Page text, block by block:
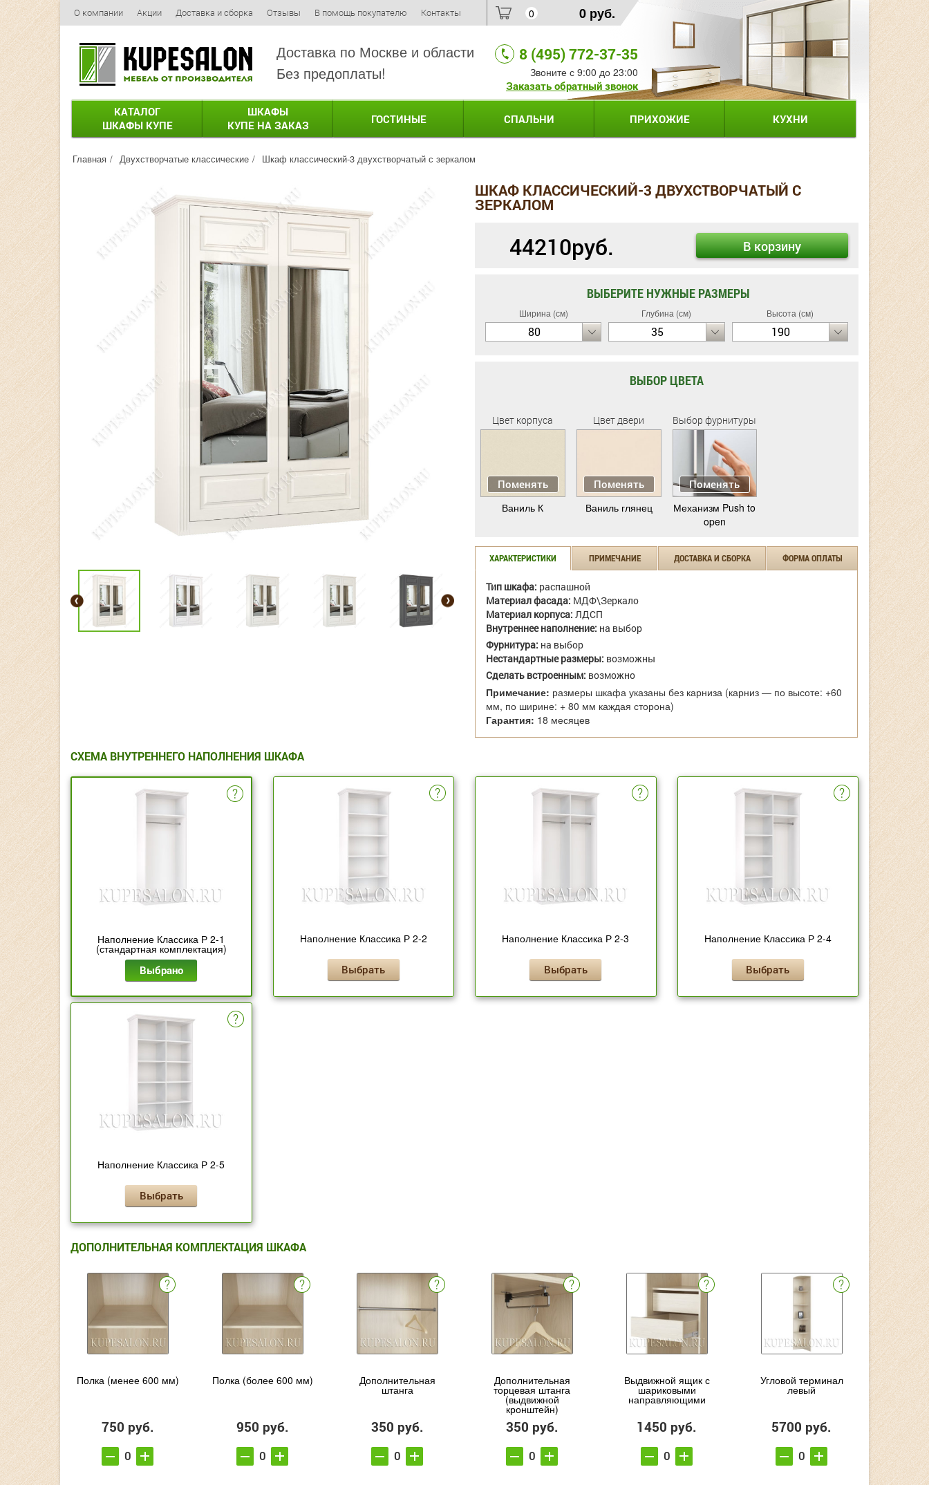
О компании Акции Доставка и сборка Отзывы В помощь покупателю Контакты 0 0 руб.
Доставка по Москве и области
Без предоплаты!
8 (495) 772-37-35
Звоните с 9:00 до 23:00
Заказать обратный звонок
КАТАЛОГ
ШКАФЫ КУПЕ
ШКАФЫ
КУПЕ НА ЗАКАЗ
ГОСТИНЫЕ СПАЛЬНИ ПРИХОЖИЕ КУХНИ
Главная Двухстворчатые классические Шкаф классический-3 двухстворчатый с зеркалом
ШКАФ КЛАССИЧЕСКИЙ-3 ДВУХСТВОРЧАТЫЙ С
ЗЕРКАЛОМ
44210руб. В корзину
ВЫБЕРИТЕ НУЖНЫЕ РАЗМЕРЫ
Ширина (см)
80
Глубина (см)
35
Высота (см)
190
ВЫБОР ЦВЕТА
Цвет корпуса
Поменять
Ваниль К
Цвет двери
Поменять
Ваниль глянец
Выбор фурнитуры
Поменять
Механизм Push to
open
ХАРАКТЕРИСТИКИ ПРИМЕЧАНИЕ ДОСТАВКА И СБОРКА ФОРМА ОПЛАТЫ
Тип шкафа: распашной
Материал фасада: МДФ\Зеркало
Материал корпуса: ЛДСП
Внутреннее наполнение: на выбор
Фурнитура: на выбор
Нестандартные размеры: возможны
Сделать встроенным: возможно
Примечание: размеры шкафа указаны без карниза (карниз — по высоте: +60
мм, по ширине: + 80 мм каждая сторона)
Гарантия: 18 месяцев
СХЕМА ВНУТРЕННЕГО НАПОЛНЕНИЯ ШКАФА
Наполнение Классика Р 2-1
(стандартная комплектация)
Выбрано
Наполнение Классика Р 2-2
Выбрать
Наполнение Классика Р 2-3
Выбрать
Наполнение Классика Р 2-4
Выбрать
Наполнение Классика Р 2-5
Выбрать
ДОПОЛНИТЕЛЬНАЯ КОМПЛЕКТАЦИЯ ШКАФА
Полка (менее 600 мм)
750 руб.
Полка (более 600 мм)
950 руб.
Дополнительная
штанга
350 руб.
Дополнительная
торцевая штанга
(выдвижной
кронштейн)
350 руб.
Выдвижной ящик с
шариковыми
направляющими
1450 руб.
Угловой терминал
левый
5700 руб.